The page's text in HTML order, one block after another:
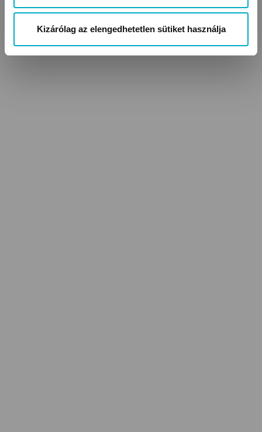
Kizárólag az elengedhetetlen sütiket használja